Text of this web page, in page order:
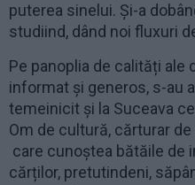
puterea sinelui. Și-a
studiind, dând noi fluxuri
Pe panoplia de calități ale
informat și generos, s-au
temeinicit și la Suceava
Om de cultură, cărturar
care cunoștea bătăile de
cărților, pretutindeni,